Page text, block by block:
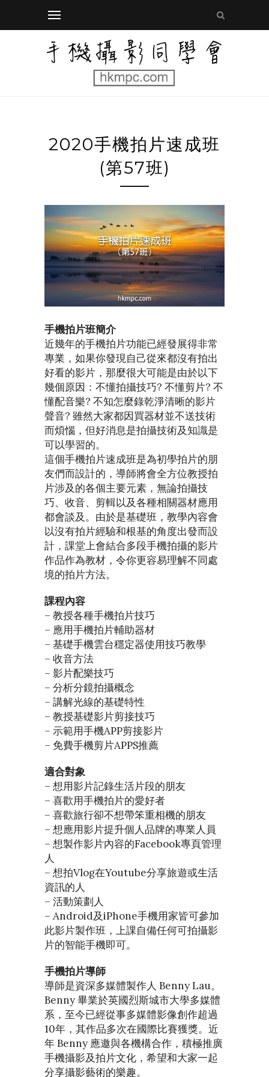
2020手機拍片速成班
(第57班)
手機拍片班簡介
近幾年的手機拍片功能已經發展得非常
專業，如果你發現自己從來都沒有拍出
好看的影片，那麼很大可能是由於以下
幾個原因：不懂拍攝技巧? 不懂剪片? 不
懂配音樂? 不知怎麼錄乾淨清晰的影片
聲音? 雖然大家都因買器材並不送技術
而煩惱，但好消息是拍攝技術及知識是
可以學習的。
這個手機拍片速成班是為初學拍片的朋
友們而設計的，導師將會全方位教授拍
片涉及的各個主要元素，無論拍攝技
巧、收音、剪輯以及各種相關器材應用
都會談及。由於是基礎班，教學內容會
以沒有拍片經驗和根基的角度出發而設
計，課堂上會結合多段手機拍攝的影片
作品作為教材，令你更容易理解不同處
境的拍片方法。
課程內容
– 教授各種手機拍片技巧
– 應用手機拍片輔助器材
– 基礎手機雲台穩定器使用技巧教學
– 收音方法
– 影片配樂技巧
– 分析分鏡拍攝概念
– 講解光線的基礎特性
– 教授基礎影片剪接技巧
– 示範用手機APP剪接影片
– 免費手機剪片APPS推薦
適合對象
– 想用影片記錄生活片段的朋友
– 喜歡用手機拍片的愛好者
– 喜歡旅行卻不想帶笨重相機的朋友
– 想應用影片提升個人品牌的專業人員
– 想製作影片內容的Facebook專頁管理
人
– 想拍Vlog在Youtube分享旅遊或生活
資訊的人
– 活動策劃人
– Android及iPhone手機用家皆可參加
此影片製作班，上課自備任何可拍攝影
片的智能手機即可。
手機拍片導師
導師是資深多媒體製作人 Benny Lau。
Benny 畢業於英國烈斯城市大學多媒體
系，至今已經從事多媒體影像創作超過
10年，其作品多次在國際比賽獲獎。近
年 Benny 應邀與各機構合作，積極推廣
手機攝影及拍片文化，希望和大家一起
分享攝影藝術的樂趣。